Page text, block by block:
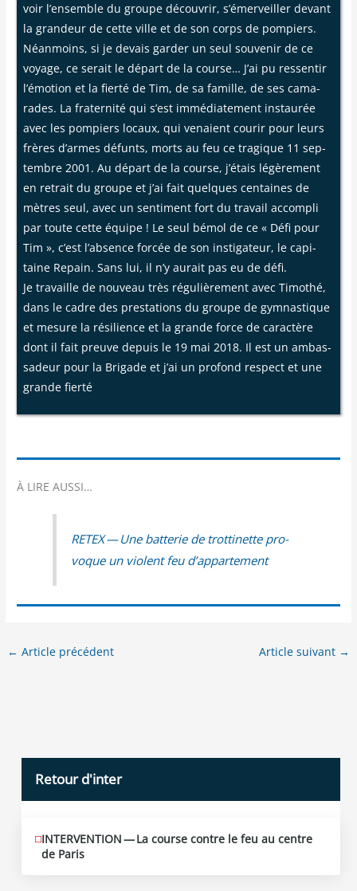
voir l’ensemble du groupe décou­vrir, s’émerveiller devant
la gran­deur de cette ville et de son corps de pom­piers.
Néan­moins, si je devais gar­der un seul sou­ve­nir de ce
voyage, ce serait le départ de la course… J’ai pu res­sen­tir
l’émotion et la fier­té de Tim, de sa famille, de ses cama­
rades. La fra­ter­ni­té qui s’est immé­dia­te­ment ins­tau­rée
avec les pom­piers locaux, qui venaient cou­rir pour leurs
frères d’armes défunts, morts au feu ce tra­gique 11 sep­
tembre 2001. Au départ de la course, j’étais légè­re­ment
en retrait du groupe et j’ai fait quelques cen­taines de
mètres seul, avec un sen­ti­ment fort du tra­vail accom­pli
par toute cette équipe ! Le seul bémol de ce « Défi pour
Tim », c’est l’absence for­cée de son ins­ti­ga­teur, le capi­
taine Repain. Sans lui, il n’y aurait pas eu de défi.
Je tra­vaille de nou­veau très régu­liè­re­ment avec Timo­thé,
dans le cadre des pres­ta­tions du groupe de gym­nas­tique
et mesure la rési­lience et la grande force de carac­tère
dont il fait preuve depuis le 19 mai 2018. Il est un ambas­
sa­deur pour la Bri­gade et j’ai un pro­fond res­pect et une
grande fierté
À LIRE AUSSI…
RETEX — Une bat­te­rie de trot­ti­nette pro­
voque un violent feu d’appartement
← Article précédent Article suivant →
Retour d'inter
JUIN
12
2026
INTERVENTION — La course contre le feu au centre
de Paris